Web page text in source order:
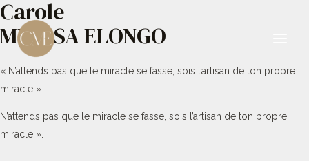
Aller
contenu
Carole
MBESSA ELONGO
« N’attends pas que le miracle se fasse, sois l’artisan de ton propre
miracle ».
N’attends pas que le miracle se fasse, sois l’artisan de ton propre
miracle ».